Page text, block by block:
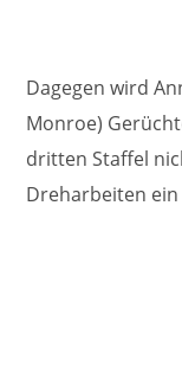
Dagegen wird
Monroe)
dritten Staffel
Dreharbeiten